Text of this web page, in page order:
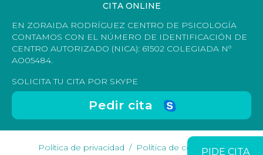
PIDE CITA
CITA ONLINE
EN ZORAIDA RODRÍGUEZ CENTRO DE PSICOLOGÍA
CONTAMOS CON EL NÚMERO DE IDENTIFICACIÓN DE
CENTRO AUTORIZADO (NICA): 61502 COLEGIADA Nº
AO05484.
SOLICITA TU CITA POR SKYPE
Pedir cita
Política de privacidad Política de cookies